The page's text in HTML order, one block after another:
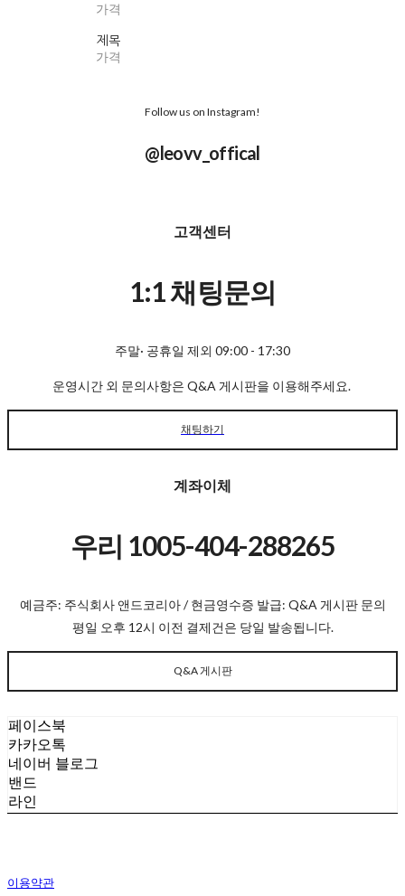
가격
제목
가격
Follow us on Instagram!
@leovv_offical
고객센터
1:1 채팅문의
주말· 공휴일 제외 09:00 - 17:30
운영시간 외 문의사항은 Q&A 게시판을 이용해주세요.
채팅하기
계좌이체
우리 1005-404-288265
예금주: 주식회사 앤드코리아 / 현금영수증 발급: Q&A 게시판 문의
평일 오후 12시 이전 결제건은 당일 발송됩니다.
Q&A 게시판
페이스북
카카오톡
네이버 블로그
밴드
라인
이용약관